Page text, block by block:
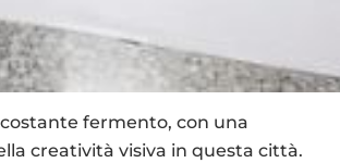
fermento, con una
creatività visiva in questa città.